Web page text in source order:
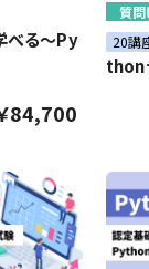
べる～Py
84,700
質問
20講
thon